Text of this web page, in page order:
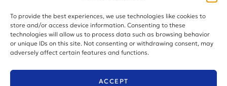
To provide the best experiences, we use technologies like cookies to
store and/or access device information. Consenting to these
technologies will allow us to process data such as browsing behavior
or unique IDs on this site. Not consenting or withdrawing consent, may
adversely affect certain features and functions.
ACCEPT
SUBSCRIBE